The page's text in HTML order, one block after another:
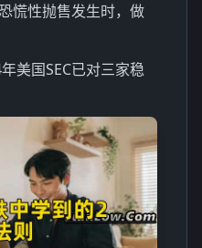
慌性抛售发生时，做
美国SEC已对三家稳